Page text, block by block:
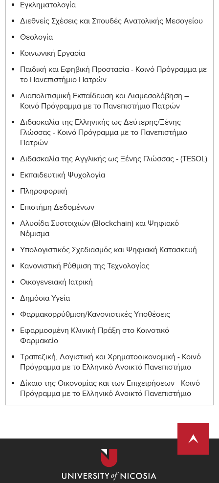
Εγκληματολογία
Διεθνείς Σχέσεις και Σπουδές Ανατολικής Μεσογείου
Θεολογία
Κοινωνική Εργασία
Παιδική και Εφηβική Προστασία - Κοινό Πρόγραμμα με
το Πανεπιστήμιο Πατρών
Διαπολιτισμική Εκπαίδευση και Διαμεσολάβηση –
Κοινό Πρόγραμμα με το Πανεπιστήμιο Πατρών
Διδασκαλία της Ελληνικής ως Δεύτερης/Ξένης
Γλώσσας - Κοινό Πρόγραμμα με το Πανεπιστήμιο
Πατρών
Διδασκαλία της Αγγλικής ως Ξένης Γλώσσας - (TESOL)
Εκπαιδευτική Ψυχολογία
Πληροφορική
Επιστήμη Δεδομένων
Αλυσίδα Συστοιχιών (Blockchain) και Ψηφιακό
Νόμισμα
Υπολογιστικός Σχεδιασμός και Ψηφιακή Κατασκευή
Κανονιστική Ρύθμιση της Τεχνολογίας
Οικογενειακή Ιατρική
Δημόσια Υγεία
Φαρμακορρύθμιση/Κανονιστικές Υποθέσεις
Εφαρμοσμένη Κλινική Πράξη στο Κοινοτικό
Φαρμακείο
Τραπεζική, Λογιστική και Χρηματοοικονομική - Κοινό
Πρόγραμμα με το Ελληνικό Ανοικτό Πανεπιστήμιο
Δίκαιο της Οικονομίας και των Επιχειρήσεων - Κοινό
Πρόγραμμα με το Ελληνικό Ανοικτό Πανεπιστήμιο